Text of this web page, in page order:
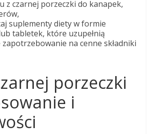
z czarnej porzeczki do kanapek,
suplementy diety w formie
tabletek, które uzupełnią
zapotrzebowanie na cenne składniki
porzeczki
i